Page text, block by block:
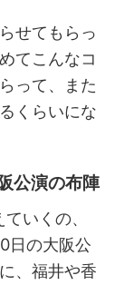
せてもらっ
てこんなコ
って、また
くらいにな
公演の布陣
いくの、
日の大阪公
、福井や香